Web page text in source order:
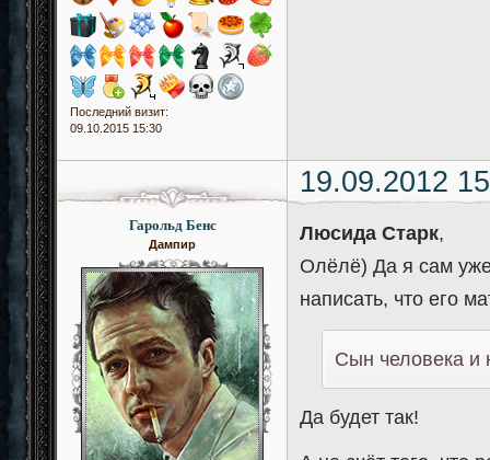
Последний визит:
09.10.2015 15:30
19.09.2012
Гарольд Бенс
Дампир
Люсида Старк,
Олёлё) Да я сам уже
написать, что его
Сын человека и
Да будет так!